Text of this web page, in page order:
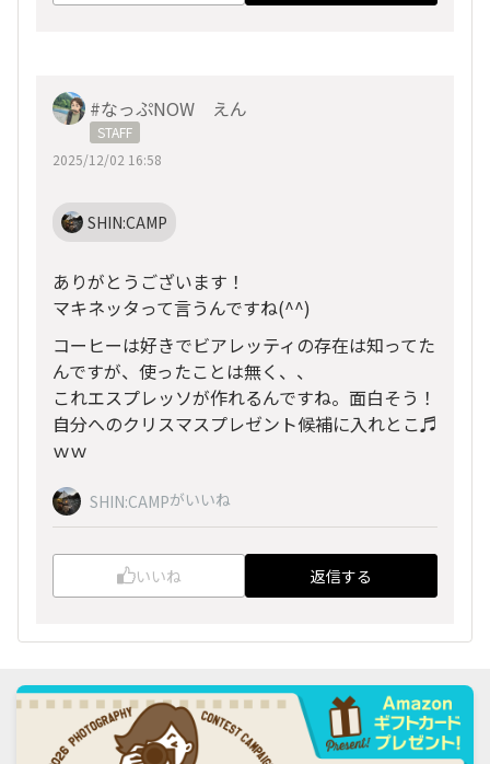
#なっぷNOW えん
STAFF
2025/12/02 16:58
SHIN:CAMP
ありがとうございます！
マキネッタって言うんですね(^^)
コーヒーは好きでビアレッティの存在は知ってた
んですが、使ったことは無く、、
これエスプレッソが作れるんですね。面白そう！
自分へのクリスマスプレゼント候補に入れとこ♬
ｗｗ
SHIN:CAMPがいいね
いいね 返信する